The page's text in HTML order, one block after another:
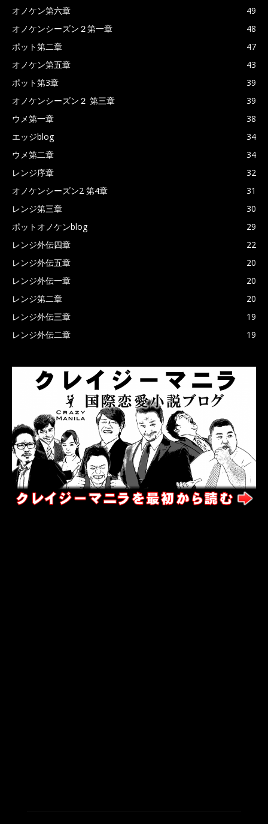
オノケン第六章
49
オノケンシーズン２第一章
48
ポット第二章
47
オノケン第五章
43
ポット第3章
39
オノケンシーズン２ 第三章
39
ウメ第一章
38
エッジblog
34
ウメ第二章
34
レンジ序章
32
オノケンシーズン2 第4章
31
レンジ第三章
30
ポットオノケンblog
29
レンジ外伝四章
22
レンジ外伝五章
20
レンジ外伝一章
20
レンジ第二章
20
レンジ外伝三章
19
レンジ外伝二章
19